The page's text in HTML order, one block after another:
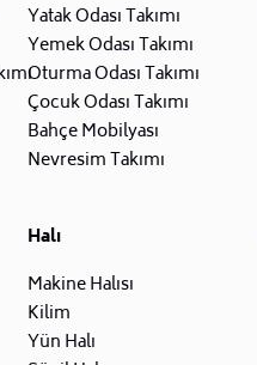
Yatak Odası Takımı
Yemek Odası Takımı
Oturma Odası Takımı
Çocuk Odası Takımı
Bahçe Mobilyası
Nevresim Takımı
Halı
Makine Halısı
Kilim
Yün Halı